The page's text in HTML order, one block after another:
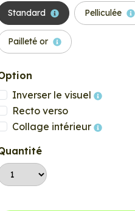
Standard Pelliculée
Pailleté or
Inverser le visuel
Recto verso
Collage intérieur